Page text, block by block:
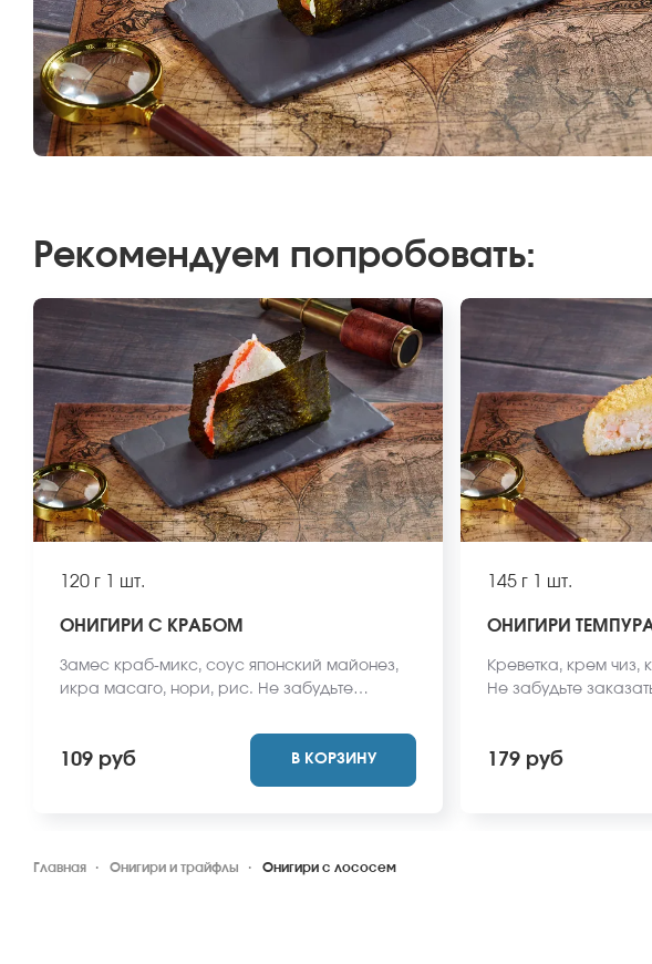
Рекомендуем попробовать:
120 г 1 шт.
ОНИГИРИ С КРАБОМ
Замес краб-микс, соус японский майонез,
икра масаго, нори, рис. Не забудьте
Они не входят в стоимость заказа. *Внешний
вид блюда может отличаться от фото на
109 руб В КОРЗИНУ
145 г 1 шт.
ОНИГИРИ
Креветка, крем чиз,
Не забудьте
заказа. *Внешний
отличаться от фото
179 руб
Главная Онигири и трайфлы Онигири с лососем